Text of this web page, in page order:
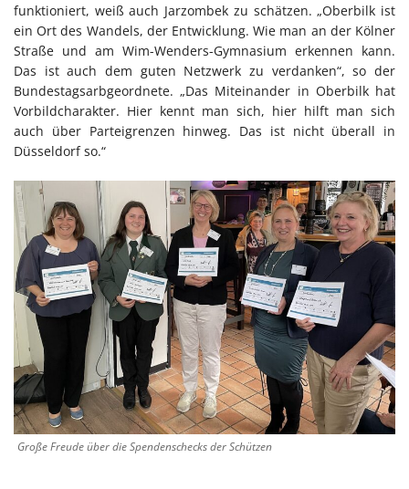
funktioniert, weiß auch Jarzombek zu schätzen. „Oberbilk ist
ein Ort des Wandels, der Entwicklung. Wie man an der Kölner
Straße und am Wim-Wenders-Gymnasium erkennen kann.
Das ist auch dem guten Netzwerk zu verdanken“, so der
Bundestagsarbgeordnete. „Das Miteinander in Oberbilk hat
Vorbildcharakter. Hier kennt man sich, hier hilft man sich
auch über Parteigrenzen hinweg. Das ist nicht überall in
Düsseldorf so.“
Große Freude über die Spendenschecks der Schützen